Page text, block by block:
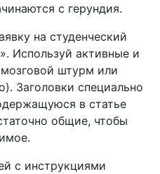
с герундия.
на студенческий
Используй активные и
штурм или
Заголовки специально
в статье
общие, чтобы
с инструкциями